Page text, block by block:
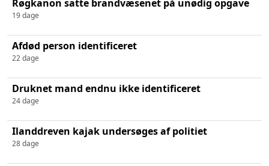
Røgkanon satte brandvæsenet på unødig opgave
19 dage
Afdød person identificeret
22 dage
Druknet mand endnu ikke identificeret
24 dage
Ilanddreven kajak undersøges af politiet
28 dage